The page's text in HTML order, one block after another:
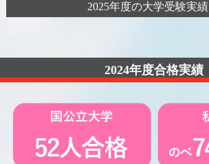
2025年度の大学受験実績
2024年度合格実績